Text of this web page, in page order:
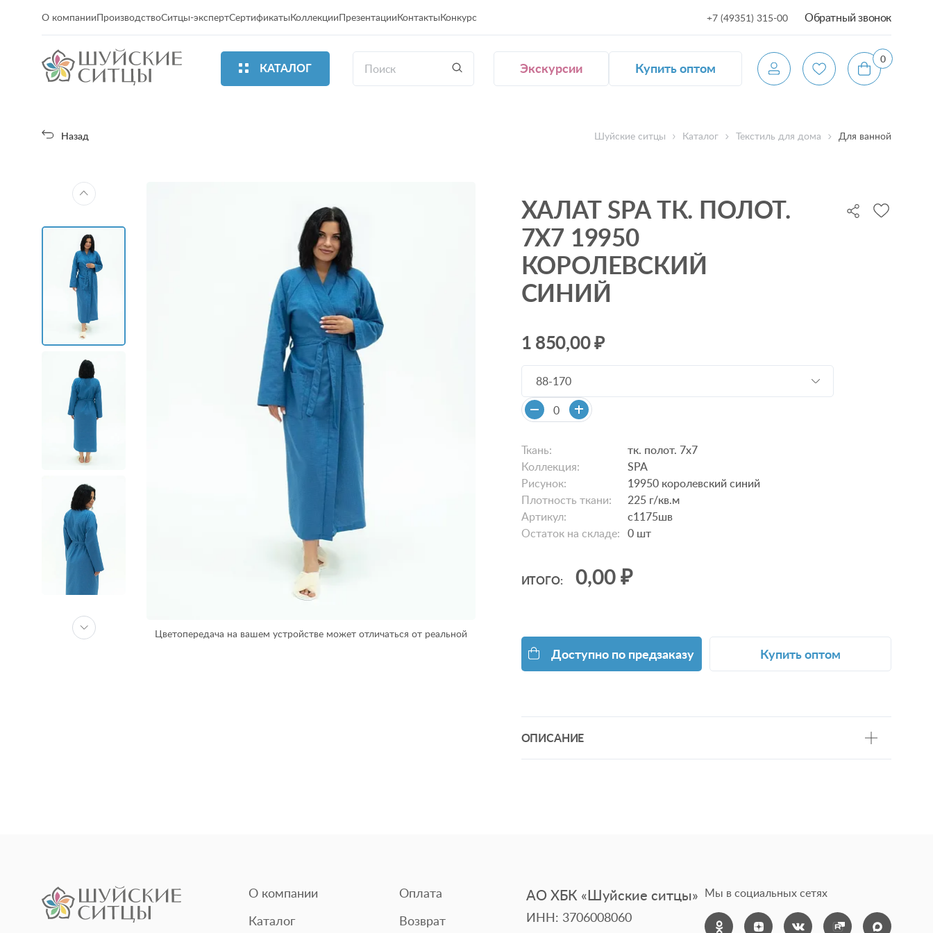
О компанииПроизводствоСитцы-экспертСертификатыКоллекцииПрезентацииКонтактыКонкурс +7 (49351) 315-00 Обратный звонок
КАТАЛОГ Экскурсии Купить оптом
0
Назад Шуйские ситцы Каталог Текстиль для дома Для ванной
Цветопередача на вашем устройстве может отличаться от реальной
ХАЛАТ SPA ТК. ПОЛОТ.
7Х7 19950
КОРОЛЕВСКИЙ
СИНИЙ
1 850,00 ₽
88-170
Ткань:
тк. полот. 7х7
Коллекция:
SPA
Рисунок:
19950 королевский синий
Плотность ткани:
225 г/кв.м
Артикул:
с1175шв
Остаток на складе: 0 шт
ИТОГО: 0,00 ₽
Доступно по предзаказу Купить оптом
ОПИСАНИЕ
О компании
Каталог
Оплата
Возврат
АО ХБК «Шуйские ситцы»
ИНН: 3706008060
Мы в социальных сетях